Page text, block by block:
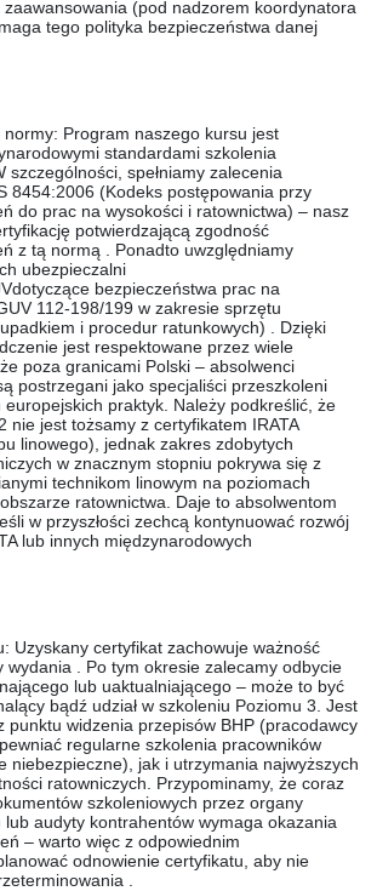
(pod nadzorem koordynatora
tego polityka bezpieczeństwa danej
normy: Program naszego kursu jest
standardami szkolenia
szczególności, spełniamy zalecenia
8454:2006 (Kodeks postępowania przy
do prac na wysokości i ratownictwa) – nasz
potwierdzającą zgodność
z tą normą . Ponadto uwzględniamy
ubezpieczalni
dotyczące bezpieczeństwa prac na
112-198/199 w zakresie sprzętu
i procedur ratunkowych) . Dzięki
jest respektowane przez wiele
poza granicami Polski – absolwenci
postrzegani jako specjaliści przeszkoleni
europejskich praktyk. Należy podkreślić, że
nie jest tożsamy z certyfikatem IRATA
linowego), jednak zakres zdobytych
w znacznym stopniu pokrywa się z
technikom linowym na poziomach
ratownictwa. Daje to absolwentom
w przyszłości zechcą kontynuować rozwój
lub innych międzynarodowych
Uzyskany certyfikat zachowuje ważność
wydania . Po tym okresie zalecamy odbycie
lub uaktualniającego – może to być
bądź udział w szkoleniu Poziomu 3. Jest
punktu widzenia przepisów BHP (pracodawcy
regularne szkolenia pracowników
niebezpieczne), jak i utrzymania najwyższych
ratowniczych. Przypominamy, że coraz
szkoleniowych przez organy
lub audyty kontrahentów wymaga okazania
– warto więc z odpowiednim
odnowienie certyfikatu, aby nie
.